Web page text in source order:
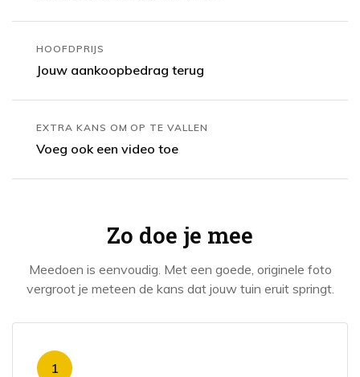
HOOFDPRIJS
Jouw aankoopbedrag terug
EXTRA KANS OM OP TE VALLEN
Voeg ook een video toe
Zo doe je mee
Meedoen is eenvoudig. Met een goede, originele foto
vergroot je meteen de kans dat jouw tuin eruit springt.
1